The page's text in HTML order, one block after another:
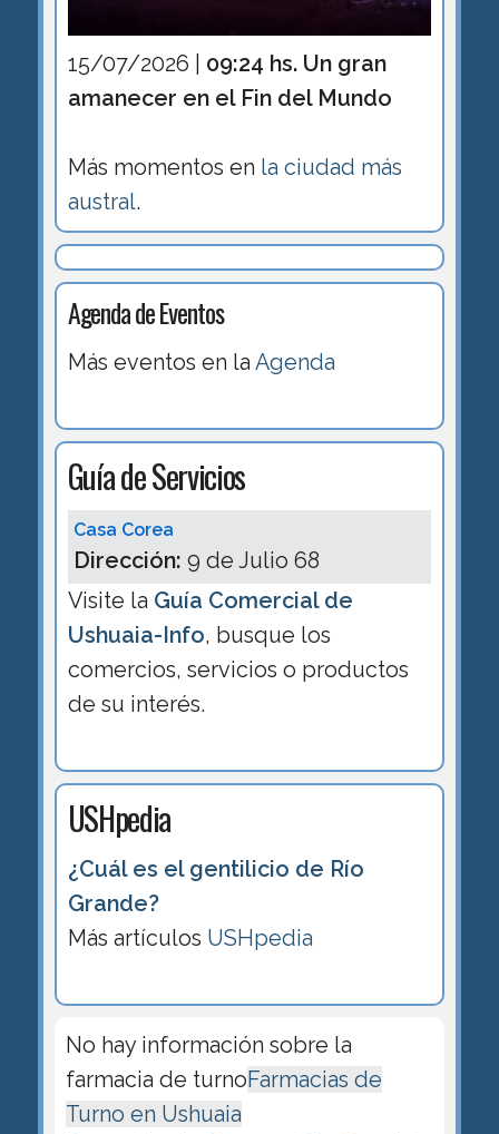
15/07/2026 | 09:24 hs. Un gran
amanecer en el Fin del Mundo
Más momentos en la ciudad más
austral.
Agenda de Eventos
Más eventos en la Agenda
Guía de Servicios
Casa Corea
Dirección: 9 de Julio 68
Visite la Guía Comercial de
Ushuaia-Info, busque los
comercios, servicios o productos
de su interés.
USHpedia
¿Cuál es el gentilicio de Río
Grande?
Más artículos USHpedia
No hay información sobre la
farmacia de turnoFarmacias de
Turno en Ushuaia